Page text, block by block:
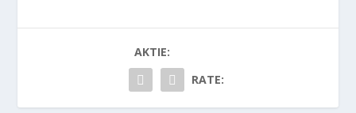
AKTIE:
RATE: